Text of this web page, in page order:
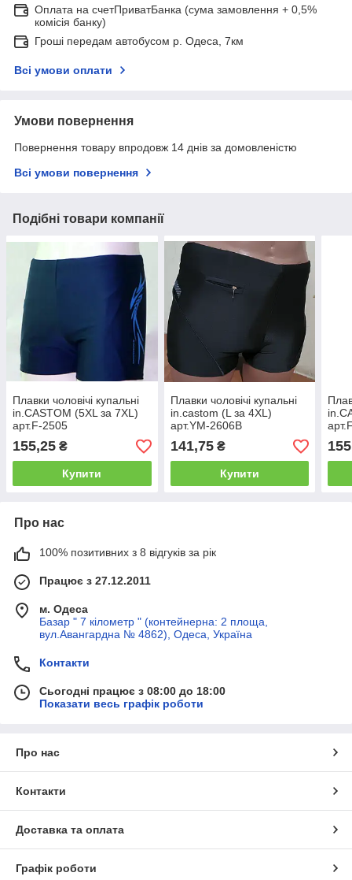
Оплата на счетПриватБанка (сума замовлення + 0,5%
комісія банку)
Гроші передам автобусом р. Одеса, 7км
Всі умови оплати
Умови повернення
Повернення товару впродовж 14 днів за домовленістю
Всі умови повернення
Подібні товари компанії
Плавки чоловічі купальні
in.CASTOM (5XL за 7XL)
арт.F-2505
155,25 ₴
Купити
Плавки чоловічі купальні
in.castom (L за 4XL)
арт.YM-2606B
141,75₴
Купити
Про нас
100% позитивних з 8 відгуків за рік
Працює з 27.12.2011
м. Одеса
Базар " 7 кілометр " (контейнерна: 2 площа,
вул.Авангардна № 4862), Одеса, Україна
Контакти
Сьогодні працює з 08:00 до 18:00
Показати весь графік роботи
Про нас
Контакти
Доставка та оплата
Графік роботи